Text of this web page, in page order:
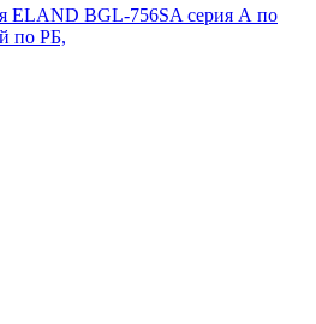
ELAND BGL-756SA серия А по
по РБ,